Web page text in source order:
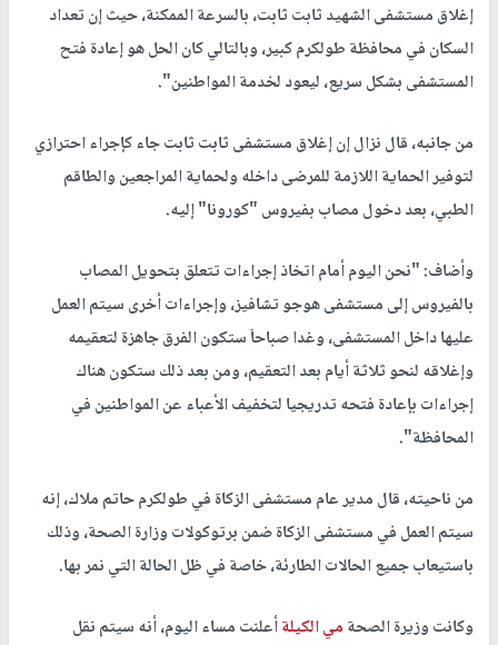
إغلاق مستشفى الشهيد ثابت ثابت، بالسرعة الممكنة، حيث إن تعداد
السكان في محافظة طولكرم كبير، وبالتالي كان الحل هو إعادة فتح
المستشفى بشكل سريع، ليعود لخدمة المواطنين".
من جانبه، قال نزال إن إغلاق مستشفى ثابت ثابت جاء كإجراء احترازي
لتوفير الحماية اللازمة للمرضى داخله ولحماية المراجعين والطاقم
الطبي، بعد دخول مصاب بفيروس "كورونا" إليه.
وأضاف: "نحن اليوم أمام اتخاذ إجراءات تتعلق بتحويل المصاب
بالفيروس إلى مستشفى هوجو تشافيز، وإجراءات أخرى سيتم العمل
عليها داخل المستشفى، وغدا صباحاَ ستكون الفرق جاهزة لتعقيمه
وإغلاقه لنحو ثلاثة أيام بعد التعقيم، ومن بعد ذلك ستكون هناك
إجراءات بإعادة فتحه تدريجيا لتخفيف الأعباء عن المواطنين في
المحافظة".
من ناحيته، قال مدير عام مستشفى الزكاة في طولكرم حاتم ملاك، إنه
سيتم العمل في مستشفى الزكاة ضمن برتوكولات وزارة الصحة، وذلك
باستيعاب جميع الحالات الطارئة، خاصة في ظل الحالة التي نمر بها.
وكانت وزيرة الصحةمي الكيلةأعلنت مساء اليوم، أنه سيتم نقل